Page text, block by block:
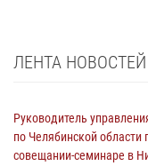
ЛЕНТА НОВОСТЕЙ
Руководитель
по Челябинской области
совещании-семинаре в